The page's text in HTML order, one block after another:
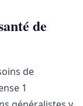
de
de
1